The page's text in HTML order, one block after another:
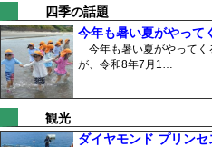
四季の話題
今年も暑い夏がやっ
今年も暑い夏がやってく
が、令和8年7月1…
観光
ダイヤモンド プリン